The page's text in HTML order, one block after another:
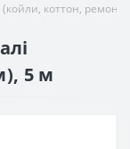
коттон, ремонт)
5 м